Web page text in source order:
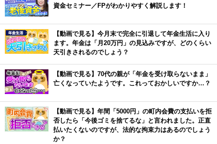
資金セミナー／FPがわかりやすく解説します！
【動画で見る】今月末で完全に引退して年金生活に入り
ます。年金は「月20万円」の見込みですが、どのくらい
天引きされるのでしょう？
【動画で見る】70代の親が「年金を受け取らないまま」
亡くなっていたようです。これっておかしいですか…？
【動画で見る】年間「5000円」の町内会費の支払いを拒
否したら「今後ゴミを捨てるな」と言われました。正直
払いたくないのですが、法的な拘束力はあるのでしょう
か？